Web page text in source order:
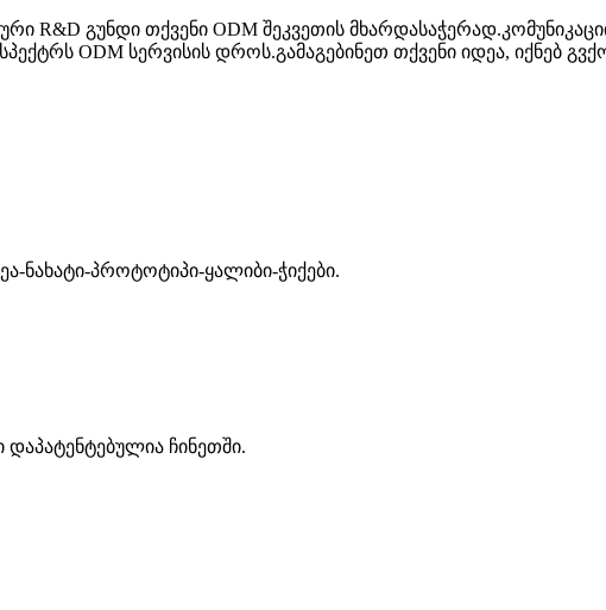
R&D გუნდი თქვენი ODM შეკვეთის
ODM სერვისის დროს.გამაგებინეთ თქვენი იდეა, იქნებ
ნახატი-პროტოტიპი-ყალიბი-ჭიქები.
ჩინეთში.